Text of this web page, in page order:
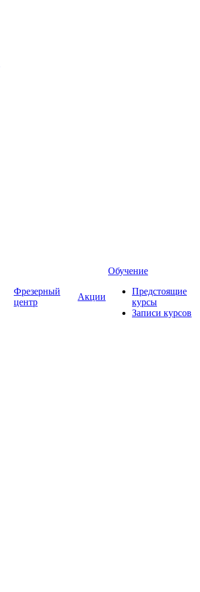
Фрезерный
центр
Акции
Обучение
Предстоящие
курсы
Записи курсов